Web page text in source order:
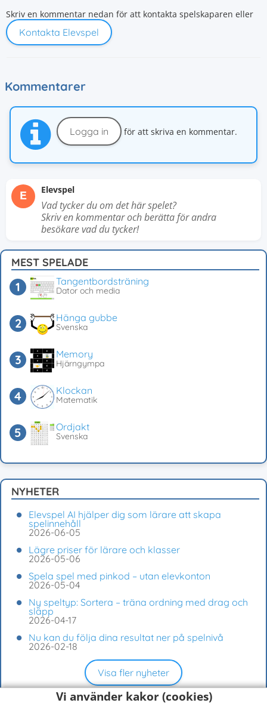
Skriv en kommentar nedan för att kontakta spelskaparen eller
Kontakta Elevspel
Kommentarer
Logga in för att skriva en kommentar.
E Elevspel
Vad tycker du om det här spelet?
Skriv en kommentar och berätta för andra
besökare vad du tycker!
MEST SPELADE
Tangentbordsträning
Dator och media
Hänga gubbe
Svenska
Memory
Hjärngympa
Klockan
Matematik
Ordjakt
Svenska
NYHETER
Elevspel AI hjälper dig som lärare att skapa
spelinnehåll
2026-06-05
Lägre priser för lärare och klasser
2026-05-06
Spela spel med pinkod – utan elevkonton
2026-05-04
Ny speltyp: Sortera – träna ordning med drag och
släpp
2026-04-17
Nu kan du följa dina resultat ner på spelnivå
2026-02-18
Visa fler nyheter
Vi använder kakor (cookies)